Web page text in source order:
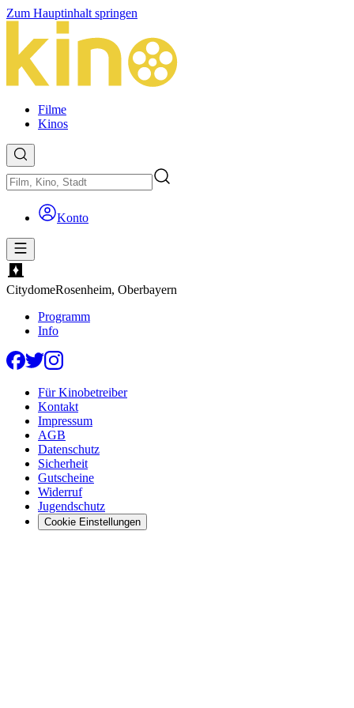
Zum Hauptinhalt springen
Filme
Kinos
Konto
CitydomeRosenheim, Oberbayern
Programm
Info
Für Kinobetreiber
Kontakt
Impressum
AGB
Datenschutz
Sicherheit
Gutscheine
Widerruf
Jugendschutz
Cookie Einstellungen